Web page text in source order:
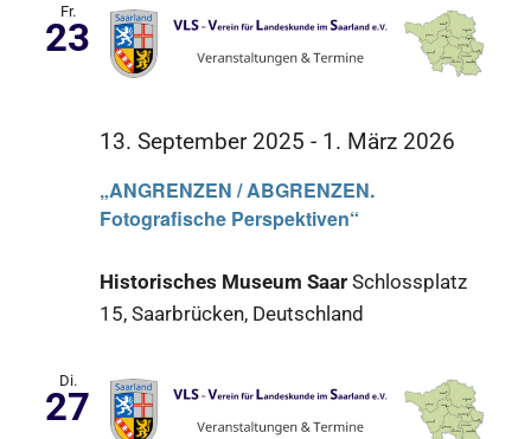
Fr.
23
„ANGRENZEN / ABGRENZEN.
Fotografische Perspektiven“
13. September 2025 - 1. März 2026
Historisches Museum Saar Schlossplatz
15, Saarbrücken, Deutschland
Di.
27